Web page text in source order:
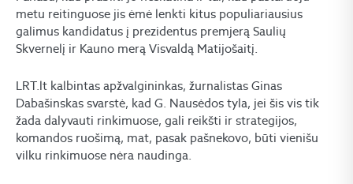
metu reitinguose jis ėmė lenkti kitus populiariausius
galimus kandidatus į prezidentus premjerą Saulių
Skvernelį ir Kauno merą Visvaldą Matijošaitį.
LRT.lt kalbintas apžvalgininkas, žurnalistas Ginas
Dabašinskas svarstė, kad G. Nausėdos tyla, jei šis vis tik
žada dalyvauti rinkimuose, gali reikšti ir strategijos,
komandos ruošimą, mat, pasak pašnekovo, būti vienišu
vilku rinkimuose nėra naudinga.